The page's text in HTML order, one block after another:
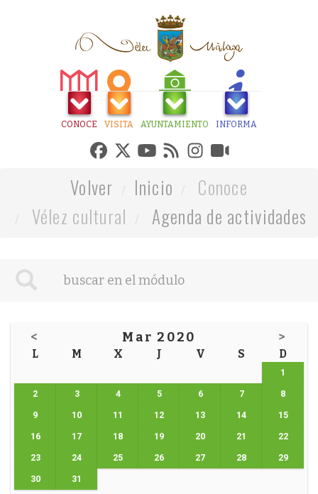
CONOCE VISITA AYUNTAMIENTO INFORMA
Volver Inicio
Conoce
Vélez cultural
Agenda de actividades
< Mar 2020 >
L M X J V S D
1
2 3 4 5 6 7 8
9 10 11 12 13 14 15
16 17 18 19 20 21 22
23 24 25 26 27 28 29
30 31